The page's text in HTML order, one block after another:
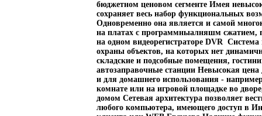
бюджетном ценовом сегменте Имея
сохраняет весь набор функциональных
Одновременно она является и самой
на платах с программныалняшм сжатием,
на одном видеорегистраторе DVR
охраны объектов, на которых нет
складские и подсобные помещения,
автозаправочные станции Невысокая
и для домашнего использования -
комнате или на игровой площадке во
домом Сетевая архитектура позволяет
любого компьютера, имеющего доступ в